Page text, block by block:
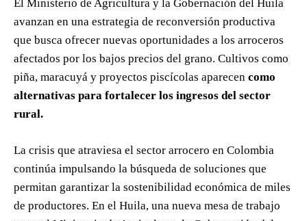
El Ministerio de Agricultura y la Gobernación del Huila
avanzan en una estrategia de reconversión productiva
que busca ofrecer nuevas oportunidades a los arroceros
afectados por los bajos precios del grano. Cultivos como
piña, maracuyá y proyectos piscícolas aparecen como
alternativas para fortalecer los ingresos del sector
rural.
La crisis que atraviesa el sector arrocero en Colombia
continúa impulsando la búsqueda de soluciones que
permitan garantizar la sostenibilidad económica de miles
de productores. En el Huila, una nueva mesa de trabajo